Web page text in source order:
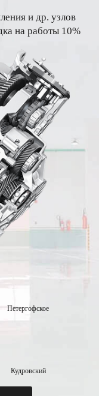
и др. узлов
на работы 10%
Петергофское
Кудровский